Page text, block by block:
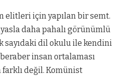
elitleri için yapılan bir semt.
daha pahalı görünümlü
sayıdaki dil okulu ile kendini
insan ortalaması
değil. Komünist